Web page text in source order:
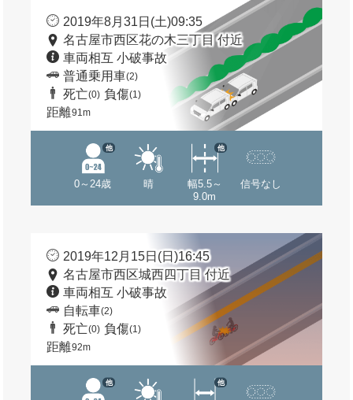
2019年8月31日(土)09:35
名古屋市西区花の木三丁目 付近
車両相互 小破事故
普通乗用車(2)
死亡(0) 負傷(1)
距離91m
0～24歳
他
晴
幅5.5～
9.0m
他
信号なし
2019年12月15日(日)16:45
名古屋市西区城西四丁目 付近
車両相互 小破事故
自転車(2)
死亡(0) 負傷(1)
距離92m
他 他